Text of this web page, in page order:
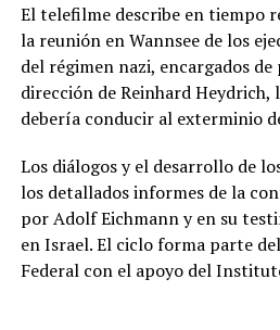
El telefilme describe en tiempo
la reunión en Wannsee de los
del régimen nazi, encargados
dirección de Reinhard Heydrich,
debería conducir al exterminio
Los diálogos y el desarrollo de
los detallados informes de la
por Adolf Eichmann y en su
en Israel. El ciclo forma parte
Federal con el apoyo del